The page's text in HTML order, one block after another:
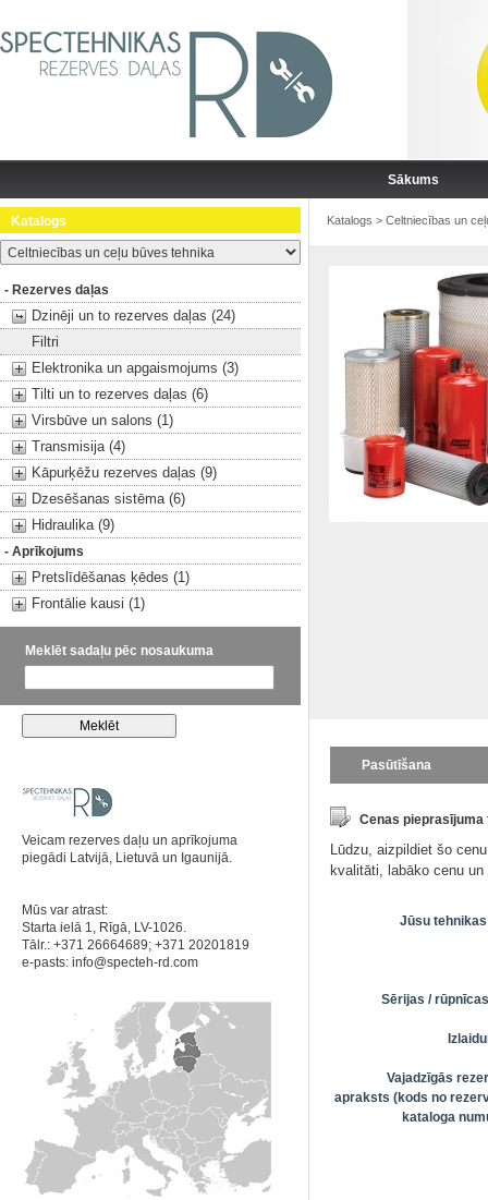
Sākums
Katalogs
- Rezerves daļas
Dzinēji un to rezerves daļas (24)
Filtri
Elektronika un apgaismojums (3)
Tilti un to rezerves daļas (6)
Virsbūve un salons (1)
Transmisija (4)
Kāpurķēžu rezerves daļas (9)
Dzesēšanas sistēma (6)
Hidraulika (9)
- Aprīkojums
Pretslīdēšanas ķēdes (1)
Frontālie kausi (1)
Meklēt sadaļu pēc nosaukuma
Veicam rezerves daļu un aprīkojuma
piegādi Latvijā, Lietuvā un Igaunijā.
Mūs var atrast:
Starta ielā 1, Rīgā, LV-1026.
Tālr.: +371 26664689; +371 20201819
e-pasts: info@specteh-rd.com
Katalogs > Celtniecības un
Pasūtīšana
Cenas pieprasījuma
Lūdzu, aizpildiet šo
kvalitāti, labāko cenu
Jūsu
Sērijas /
Vajadzīgās
apraksts (kods no
kataloga